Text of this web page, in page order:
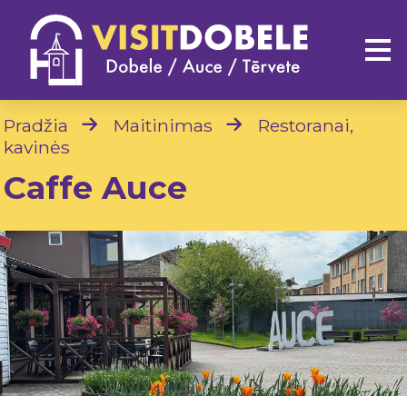
Pradžia Maitinimas
Restoranai,
kavinės
Caffe Auce